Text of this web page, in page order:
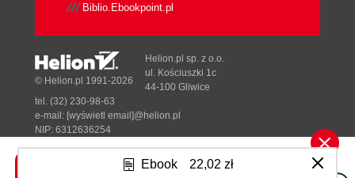
Ebook 22,02 zł
Biblio.Ebookpoint.pl
Tonik.pl
© Helion.pl 1991-2026
Helion.pl sp. z o.o.
ul. Kościuszki 1c
44-100 Gliwice
tel. (32) 230-98-63
e-mail: [wyświetl email]@helion.pl
NIP: 6312636254